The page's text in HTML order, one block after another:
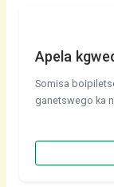
Apela
Somisa
ganetswego ka